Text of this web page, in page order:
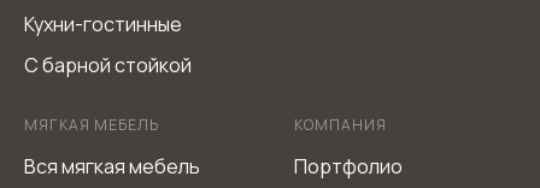
Кухни-гостинные
С барной стойкой
МЯГКАЯ МЕБЕЛЬ
Вся мягкая мебель
КОМПАНИЯ
Портфолио